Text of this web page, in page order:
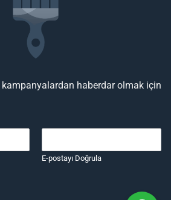
kampanyalardan haberdar olmak için
E-postayı Doğrula